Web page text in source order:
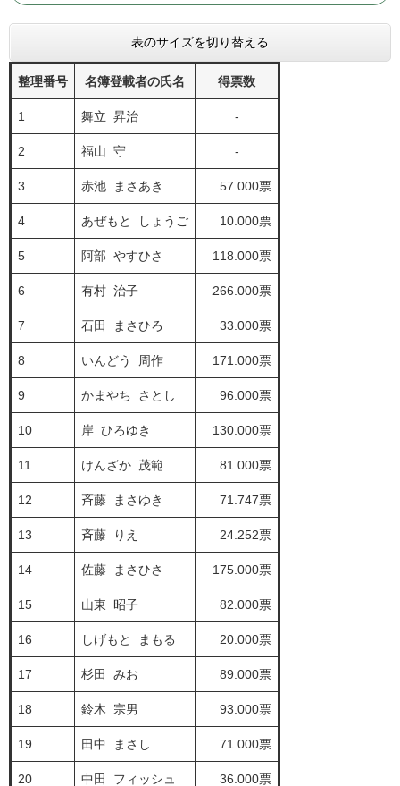
表のサイズを切り替える
整理番号 名簿登載者の氏名 得票数
1 舞立 昇治 -
2 福山 守 -
3 赤池 まさあき 57.000票
4 あぜもと しょうご 10.000票
5 阿部 やすひさ 118.000票
6 有村 治子 266.000票
7 石田 まさひろ 33.000票
8 いんどう 周作 171.000票
9 かまやち さとし 96.000票
10 岸 ひろゆき 130.000票
11 けんざか 茂範 81.000票
12 斉藤 まさゆき 71.747票
13 斉藤 りえ 24.252票
14 佐藤 まさひさ 175.000票
15 山東 昭子 82.000票
16 しげもと まもる 20.000票
17 杉田 みお 89.000票
18 鈴木 宗男 93.000票
19 田中 まさし 71.000票
20 中田 フィッシュ 36.000票